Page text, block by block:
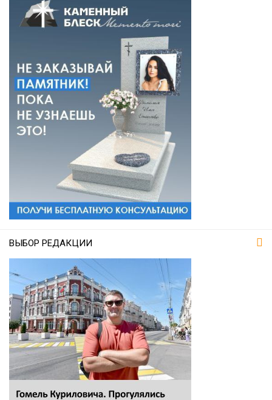
ВЫБОР РЕДАКЦИИ